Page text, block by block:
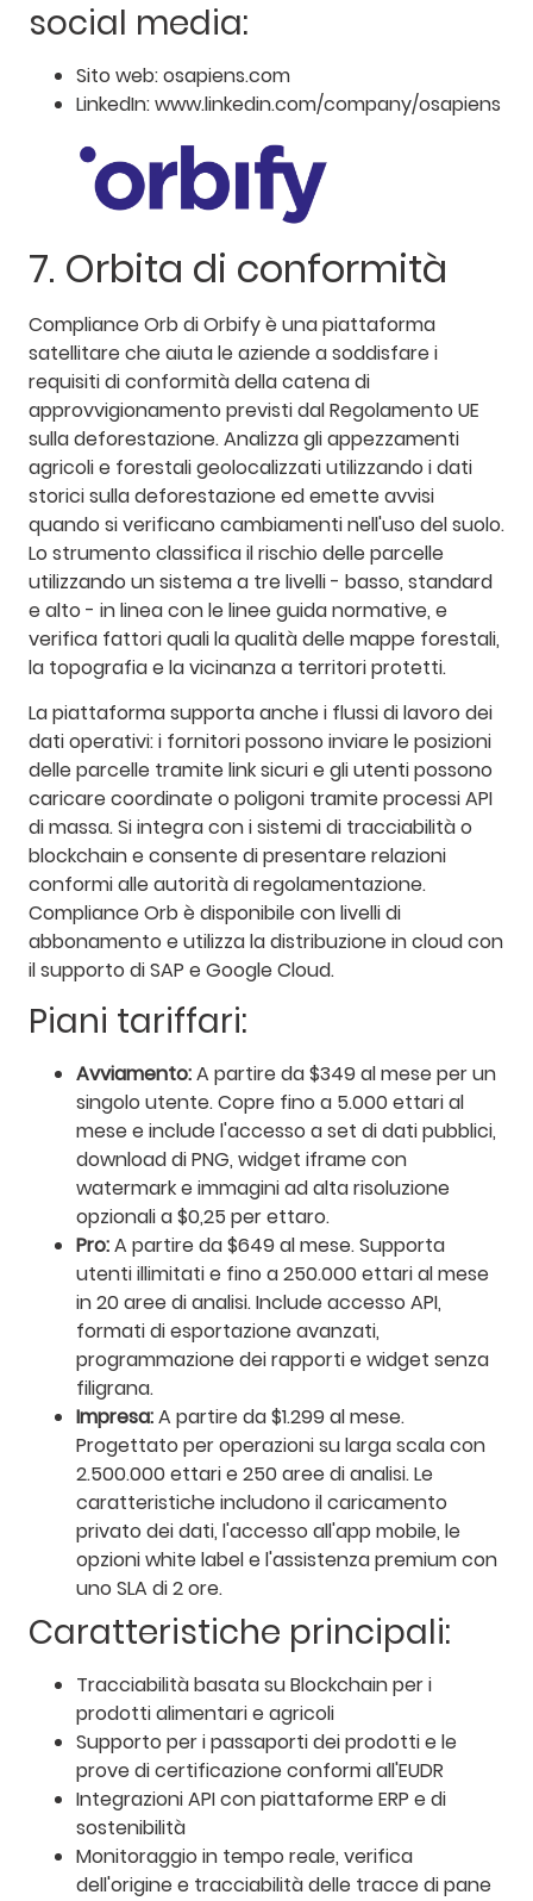
social media:
Sito web: osapiens.com
LinkedIn: www.linkedin.com/company/osapiens
7. Orbita di conformità
Compliance Orb di Orbify è una piattaforma
satellitare che aiuta le aziende a soddisfare i
requisiti di conformità della catena di
approvvigionamento previsti dal Regolamento UE
sulla deforestazione. Analizza gli appezzamenti
agricoli e forestali geolocalizzati utilizzando i dati
storici sulla deforestazione ed emette avvisi
quando si verificano cambiamenti nell'uso del suolo.
Lo strumento classifica il rischio delle parcelle
utilizzando un sistema a tre livelli - basso, standard
e alto - in linea con le linee guida normative, e
verifica fattori quali la qualità delle mappe forestali,
la topografia e la vicinanza a territori protetti.
La piattaforma supporta anche i flussi di lavoro dei
dati operativi: i fornitori possono inviare le posizioni
delle parcelle tramite link sicuri e gli utenti possono
caricare coordinate o poligoni tramite processi API
di massa. Si integra con i sistemi di tracciabilità o
blockchain e consente di presentare relazioni
conformi alle autorità di regolamentazione.
Compliance Orb è disponibile con livelli di
abbonamento e utilizza la distribuzione in cloud con
il supporto di SAP e Google Cloud.
Piani tariffari:
Avviamento:A partire da $349 al mese per un
singolo utente. Copre fino a 5.000 ettari al
mese e include l'accesso a set di dati pubblici,
download di PNG, widget iframe con
watermark e immagini ad alta risoluzione
opzionali a $0,25 per ettaro.
Pro:A partire da $649 al mese. Supporta
utenti illimitati e fino a 250.000 ettari al mese
in 20 aree di analisi. Include accesso API,
formati di esportazione avanzati,
programmazione dei rapporti e widget senza
filigrana.
Impresa:A partire da $1.299 al mese.
Progettato per operazioni su larga scala con
2.500.000 ettari e 250 aree di analisi. Le
caratteristiche includono il caricamento
privato dei dati, l'accesso all'app mobile, le
opzioni white label e l'assistenza premium con
uno SLA di 2 ore.
Caratteristiche principali:
Tracciabilità basata su Blockchain per i
prodotti alimentari e agricoli
Supporto per i passaporti dei prodotti e le
prove di certificazione conformi all'EUDR
Integrazioni API con piattaforme ERP e di
sostenibilità
Monitoraggio in tempo reale, verifica
dell'origine e tracciabilità delle tracce di pane